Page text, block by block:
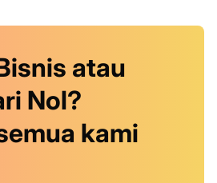
atau
Nol?
kami